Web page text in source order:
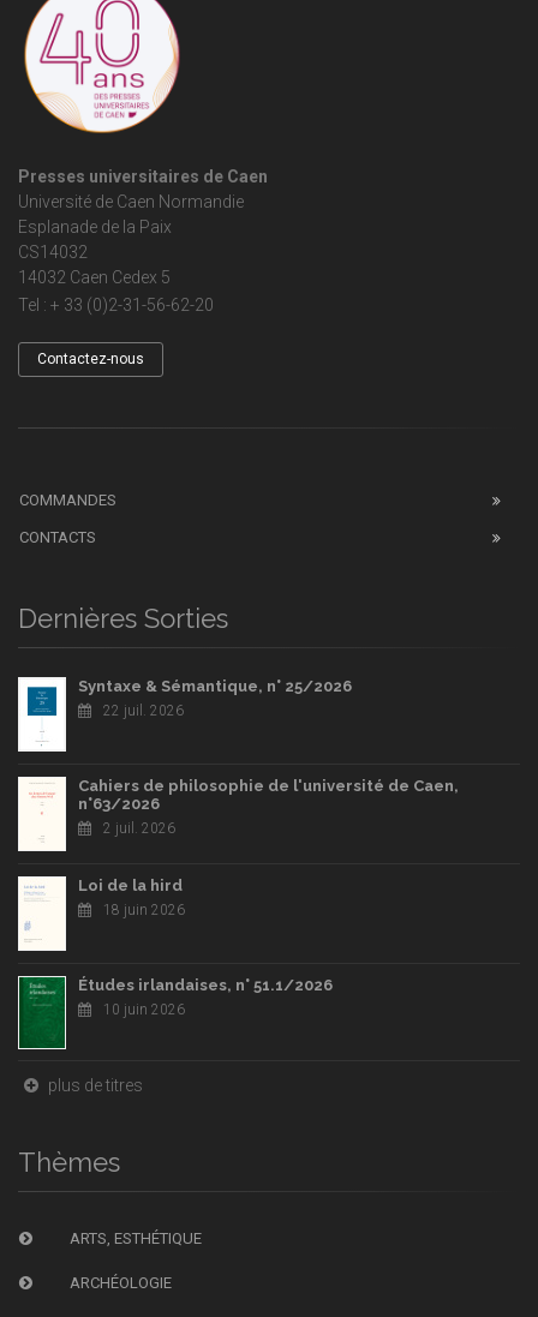
Presses universitaires de Caen
Université de Caen Normandie
Esplanade de la Paix
CS14032
14032 Caen Cedex 5
Tel : + 33 (0)2-31-56-62-20
Contactez-nous
COMMANDES
CONTACTS
Dernières Sorties
Syntaxe & Sémantique, n° 25/2026
22 juil. 2026
Cahiers de philosophie de l'université de Caen,
n°63/2026
2 juil. 2026
Loi de la hird
18 juin 2026
Études irlandaises, n° 51.1/2026
10 juin 2026
plus de titres
Thèmes
ARTS, ESTHÉTIQUE
ARCHÉOLOGIE